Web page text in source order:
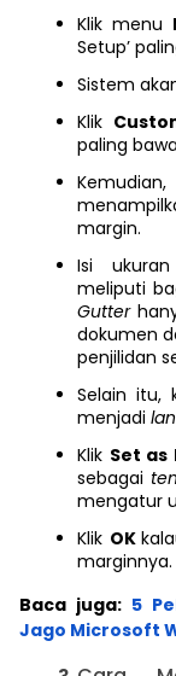
Klik menu
Setup’
Sistem
Klik
paling
margin.
Isi
meliputi
Gutter
dokumen
penjilidan
Selain itu,
menjadi
Klik Set as
sebagai
mengatur
Klik OK
marginnya.
Baca juga:5
Jago Microsoft